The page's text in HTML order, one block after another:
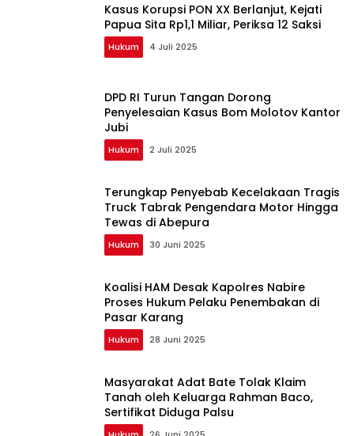
Kasus Korupsi PON XX Berlanjut, Kejati
Papua Sita Rp1,1 Miliar, Periksa 12 Saksi
Hukum 4 Juli 2025
DPD RI Turun Tangan Dorong
Penyelesaian Kasus Bom Molotov Kantor
Jubi
Hukum 2 Juli 2025
Terungkap Penyebab Kecelakaan Tragis
Truck Tabrak Pengendara Motor Hingga
Tewas di Abepura
Hukum 30 Juni 2025
Koalisi HAM Desak Kapolres Nabire
Proses Hukum Pelaku Penembakan di
Pasar Karang
Hukum 28 Juni 2025
Masyarakat Adat Bate Tolak Klaim
Tanah oleh Keluarga Rahman Baco,
Sertifikat Diduga Palsu